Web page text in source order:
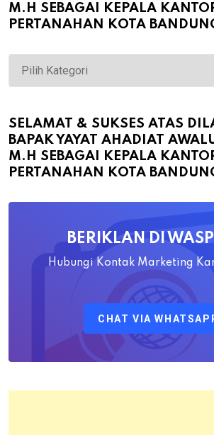
M.H SEBAGAI KEPALA
PERTANAHAN KOTA
Selamat
&
atas
Dilantiknya
Bapak
Ahadiat
Pertanahan
Kota
SELAMAT & SUKSES ATAS
BAPAK YAYAT AHADIAT
M.H SEBAGAI KEPALA
PERTANAHAN KOTA
BERIKLAN DI
Hubungi Kontak Marketing
CHAT VIA